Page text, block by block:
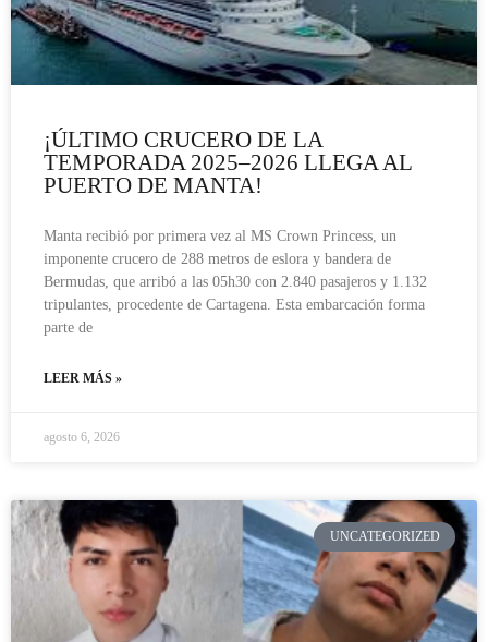
¡ÚLTIMO CRUCERO DE LA
TEMPORADA 2025–2026 LLEGA AL
PUERTO DE MANTA!
Manta recibió por primera vez al MS Crown Princess, un
imponente crucero de 288 metros de eslora y bandera de
Bermudas, que arribó a las 05h30 con 2.840 pasajeros y 1.132
tripulantes, procedente de Cartagena. Esta embarcación forma
parte de
LEER MÁS »
agosto 6, 2026
UNCATEGORIZED